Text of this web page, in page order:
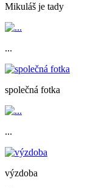
Mikuláš je tady
...
společná fotka
...
výzdoba